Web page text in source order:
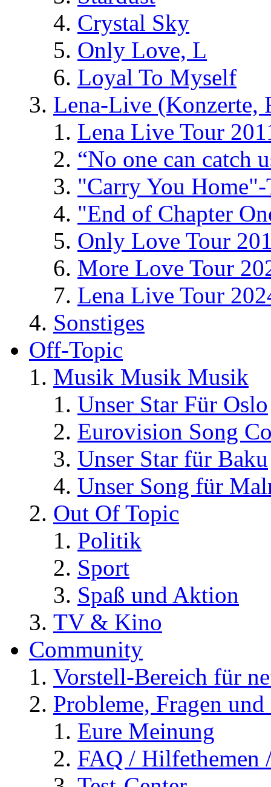
Crystal Sky
Only Love, L
Loyal To Myself
Lena-Live (Konzerte,
Lena Live Tour
“No one can catch
"Carry You
"End of Chapter
Only Love Tour
More Love Tour
Lena Live Tour
Sonstiges
Off-Topic
Musik Musik Musik
Unser Star Für Oslo
Eurovision Song
Unser Star für Baku
Unser Song für
Out Of Topic
Politik
Sport
Spaß und Aktion
TV & Kino
Community
Vorstell-Bereich für
Probleme, Fragen
Eure Meinung
FAQ / Hilfethemen